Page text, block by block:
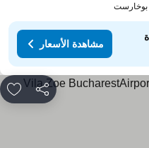
مشاهدة الأسعار
مشاركة